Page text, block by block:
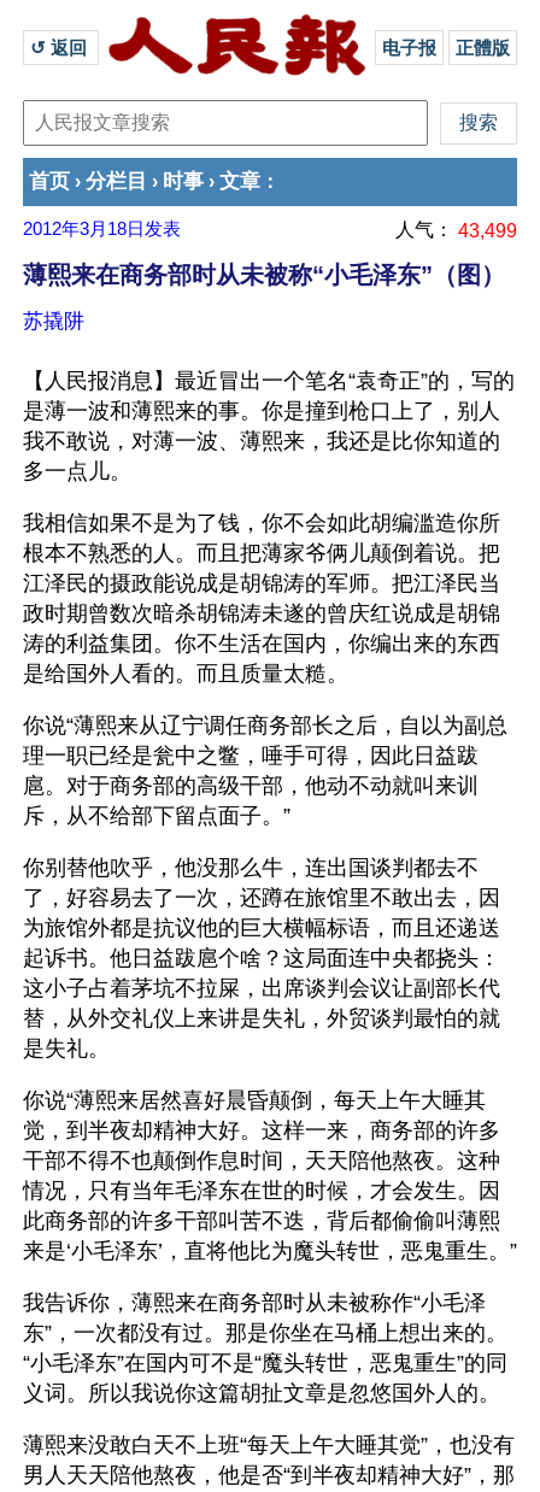
↺ 返回 电子报 正體版
首页 › 分栏目 › 时事 › 文章 ：
2012年3月18日 发表 人气： 43,499
薄熙来在商务部时从未被称“小毛泽东”（图）
苏撬阱
【人民报消息】最近冒出一个笔名“袁奇正”的，写的
是薄一波和薄熙来的事。你是撞到枪口上了，别人
我不敢说，对薄一波、薄熙来，我还是比你知道的
多一点儿。
我相信如果不是为了钱，你不会如此胡编滥造你所
根本不熟悉的人。而且把薄家爷俩儿颠倒着说。把
江泽民的摄政能说成是胡锦涛的军师。把江泽民当
政时期曾数次暗杀胡锦涛未遂的曾庆红说成是胡锦
涛的利益集团。你不生活在国内，你编出来的东西
是给国外人看的。而且质量太糙。
你说“薄熙来从辽宁调任商务部长之后，自以为副总
理一职已经是瓮中之鳖，唾手可得，因此日益跋
扈。对于商务部的高级干部，他动不动就叫来训
斥，从不给部下留点面子。”
你别替他吹乎，他没那么牛，连出国谈判都去不
了，好容易去了一次，还蹲在旅馆里不敢出去，因
为旅馆外都是抗议他的巨大横幅标语，而且还递送
起诉书。他日益跋扈个啥？这局面连中央都挠头：
这小子占着茅坑不拉屎，出席谈判会议让副部长代
替，从外交礼仪上来讲是失礼，外贸谈判最怕的就
是失礼。
你说“薄熙来居然喜好晨昏颠倒，每天上午大睡其
觉，到半夜却精神大好。这样一来，商务部的许多
干部不得不也颠倒作息时间，天天陪他熬夜。这种
情况，只有当年毛泽东在世的时候，才会发生。因
此商务部的许多干部叫苦不迭，背后都偷偷叫薄熙
来是‘小毛泽东’，直将他比为魔头转世，恶鬼重生。”
我告诉你，薄熙来在商务部时从未被称作“小毛泽
东”，一次都没有过。那是你坐在马桶上想出来的。
“小毛泽东”在国内可不是“魔头转世，恶鬼重生”的同
义词。所以我说你这篇胡扯文章是忽悠国外人的。
薄熙来没敢白天不上班“每天上午大睡其觉”，也没有
男人天天陪他熬夜，他是否“到半夜却精神大好”，那